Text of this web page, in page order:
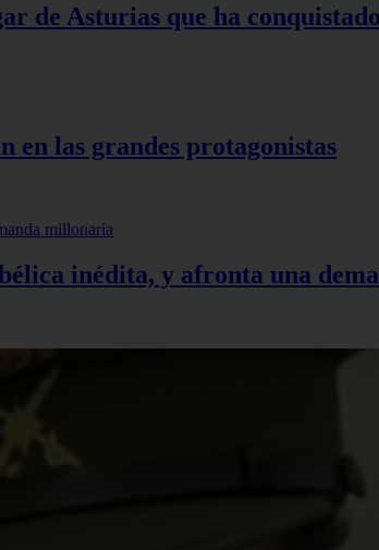
de Asturias que ha
en las grandes protagonistas
inédita, y afronta una